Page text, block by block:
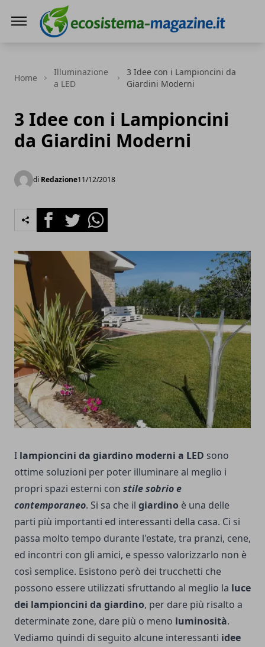
Home
Illuminazione
a LED
3 Idee con i Lampioncini da
Giardini Moderni
3 Idee con i Lampioncini
da Giardini Moderni
di Redazione11/12/2018
FacebookTwitterWhatsapp
I lampioncini da giardino moderni a LED sono
ottime soluzioni per poter illuminare al meglio i
propri spazi esterni con stile sobrio e
contemporaneo. Si sa che il giardino è una delle
parti più importanti ed interessanti della casa. Ci si
passa molto tempo durante l'estate, tra pranzi, cene,
ed incontri con gli amici, e spesso valorizzarlo non è
così semplice. Esistono però dei trucchetti che
possono essere utilizzati sfruttando al meglio la luce
dei lampioncini da giardino, per dare più risalto a
determinate zone, dare più o meno luminosità.
Vediamo quindi di seguito alcune interessanti idee